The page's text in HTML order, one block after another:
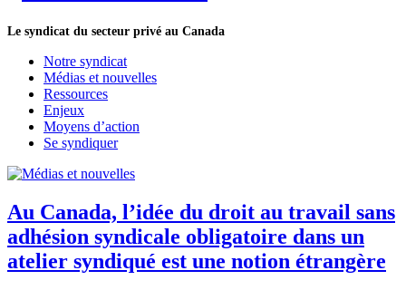
Le syndicat du secteur privé au Canada
Notre syndicat
Médias et nouvelles
Ressources
Enjeux
Moyens d’action
Se syndiquer
Au Canada, l’idée du droit au travail sans
adhésion syndicale obligatoire dans un
atelier syndiqué est une notion étrangère